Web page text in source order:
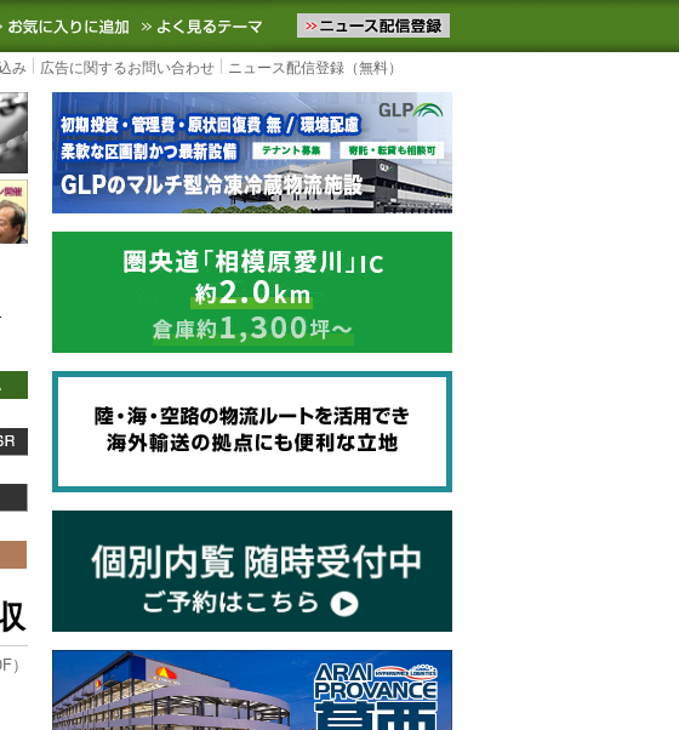
最新の物流ニュースをお届けします。物流ニュースメール配信を登録す
お気に入りに追加 よく見るテーマ
み 広告に関するお問い合わせ ニュース配信登録（無料）